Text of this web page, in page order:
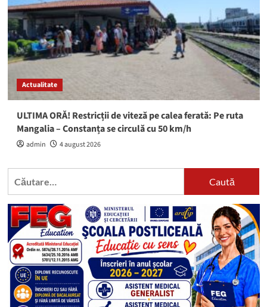
Actualitate
ULTIMA ORĂ! Restricții de viteză pe calea ferată: Pe ruta
Mangalia – Constanța se circulă cu 50 km/h
admin 4 august 2026
Caută